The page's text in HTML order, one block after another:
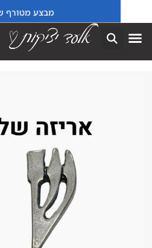
מבצע מטורף של